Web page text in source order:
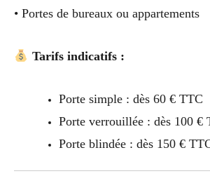
• Portes de bureaux ou appartements
Tarifs indicatifs :
Porte simple : dès 60 € TTC
Porte verrouillée : dès 100 €
Porte blindée : dès 150 €